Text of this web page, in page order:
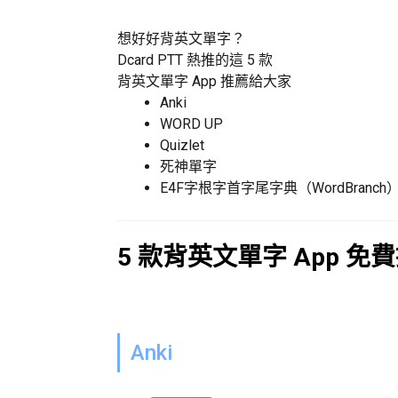
想好好背英文單字？
Dcard PTT 熱推的這 5 款
背英文單字 App 推薦給大家
Anki
WORD UP
Quizlet
死神單字
E4F字根字首字尾字典（WordBranch）
5 款背英文單字 App 免
Anki